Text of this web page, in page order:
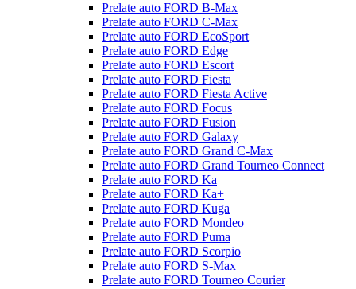
Prelate auto FORD B-Max
Prelate auto FORD C-Max
Prelate auto FORD EcoSport
Prelate auto FORD Edge
Prelate auto FORD Escort
Prelate auto FORD Fiesta
Prelate auto FORD Fiesta Active
Prelate auto FORD Focus
Prelate auto FORD Fusion
Prelate auto FORD Galaxy
Prelate auto FORD Grand C-Max
Prelate auto FORD Grand Tourneo Connect
Prelate auto FORD Ka
Prelate auto FORD Ka+
Prelate auto FORD Kuga
Prelate auto FORD Mondeo
Prelate auto FORD Puma
Prelate auto FORD Scorpio
Prelate auto FORD S-Max
Prelate auto FORD Tourneo Courier